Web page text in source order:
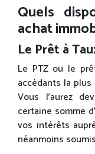
Quels
achat
Le Prêt à
Le PTZ ou le
accédants la plus
Vous l’aurez
certaine somme
vos intérêts
néanmoins